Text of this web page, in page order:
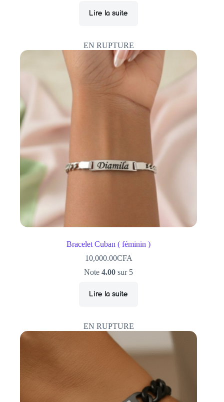
6,000.00CFA.
5,000.00CFA.
Lire la suite
EN RUPTURE
Bracelet Cuban ( féminin )
10,000.00CFA
Note4.00 sur 5
Lire la suite
EN RUPTURE